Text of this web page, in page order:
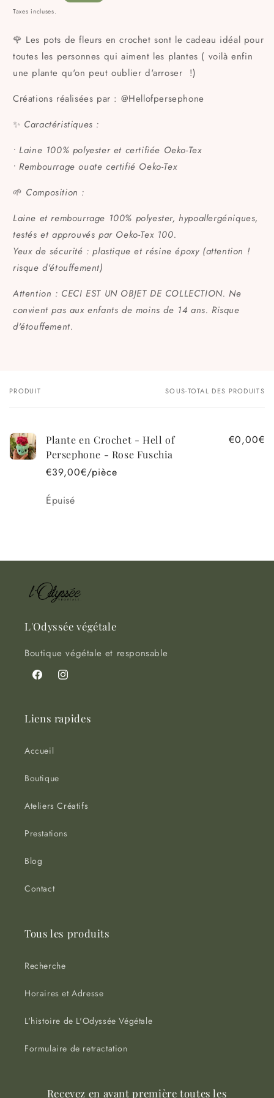
habituel
Taxes incluses.
🌹 Les pots de fleurs en crochet sont le cadeau idéal pour
toutes les personnes qui aiment les plantes ( voilà enfin
une plante qu'on peut oublier d'arroser !)
Créations réalisées par : @Hellofpersephone
✨ Caractéristiques :
• Laine 100% polyester et certifiée Oeko-Tex
• Rembourrage ouate certifié Oeko-Tex
🌱 Composition :
Laine et rembourrage 100% polyester, hypoallergéniques,
testés et approuvés par Oeko-Tex 100.
Yeux de sécurité : plastique et résine époxy (attention !
risque d'étouffement)
Attention : CECI EST UN OBJET DE COLLECTION. Ne
convient pas aux enfants de moins de 14 ans. Risque
d'étouffement.
Votre
PRODUIT SOUS-TOTAL DES PRODUITS
Plante en Crochet - Hell of
Persephone - Rose Fuschia
€39,00€/pièce
€0,00€
Quantité
Épuisé
en
L'Odyssée végétale
Boutique végétale et responsable
FacebookInstagram
Liens rapides
Accueil
Boutique
Ateliers Créatifs
Prestations
Blog
Contact
Tous les produits
Recherche
Horaires et Adresse
L'histoire de L'Odyssée Végétale
Formulaire de retractation
Recevez en avant première toutes les